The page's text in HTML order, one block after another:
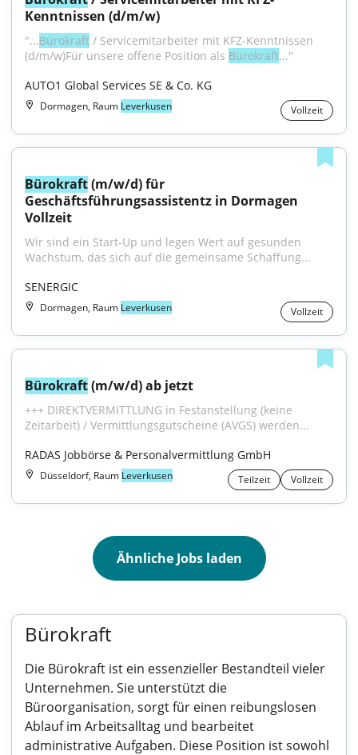
Kenntnissen (d/m/w)
"...Bürokraft / Servicemitarbeiter mit KFZ-Kenntnissen
(d/m/w)Für unsere offene Position als Bürokraft..."
AUTO1 Global Services SE & Co. KG
Dormagen, Raum Leverkusen Vollzeit
Bürokraft (m/w/d) für
Geschäftsführungsassistentz in Dormagen
Vollzeit
Wir sind ein Start-Up und legen Wert auf gesunden
Wachstum, das sich auf die gemeinsame Schaffung...
SENERGIC
Dormagen, Raum Leverkusen Vollzeit
Bürokraft (m/w/d) ab jetzt
+++ DIREKTVERMITTLUNG in Festanstellung (keine
Zeitarbeit) / Vermittlungsgutscheine (AVGS) werden...
RADAS Jobbörse & Personalvermittlung GmbH
Düsseldorf, Raum Leverkusen Teilzeit Vollzeit
Ähnliche Jobs laden
Bürokraft
Die Bürokraft ist ein essenzieller Bestandteil vieler
Unternehmen. Sie unterstützt die
Büroorganisation, sorgt für einen reibungslosen
Ablauf im Arbeitsalltag und bearbeitet
administrative Aufgaben. Diese Position ist sowohl